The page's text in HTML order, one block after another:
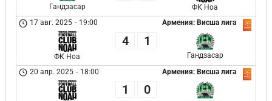
Гандзасар
ФК Ноа
Армения: Висша лига
17 авг. 2025 - 19:00
ФК Ноа
4 1
Гандзасар
Армения: Висша лига
20 апр. 2025 - 18:00
1 0